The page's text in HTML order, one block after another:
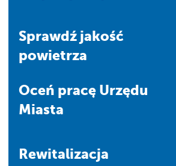
Sprawdź jakość
powietrza
Oceń pracę Urzędu
Miasta
Rewitalizacja